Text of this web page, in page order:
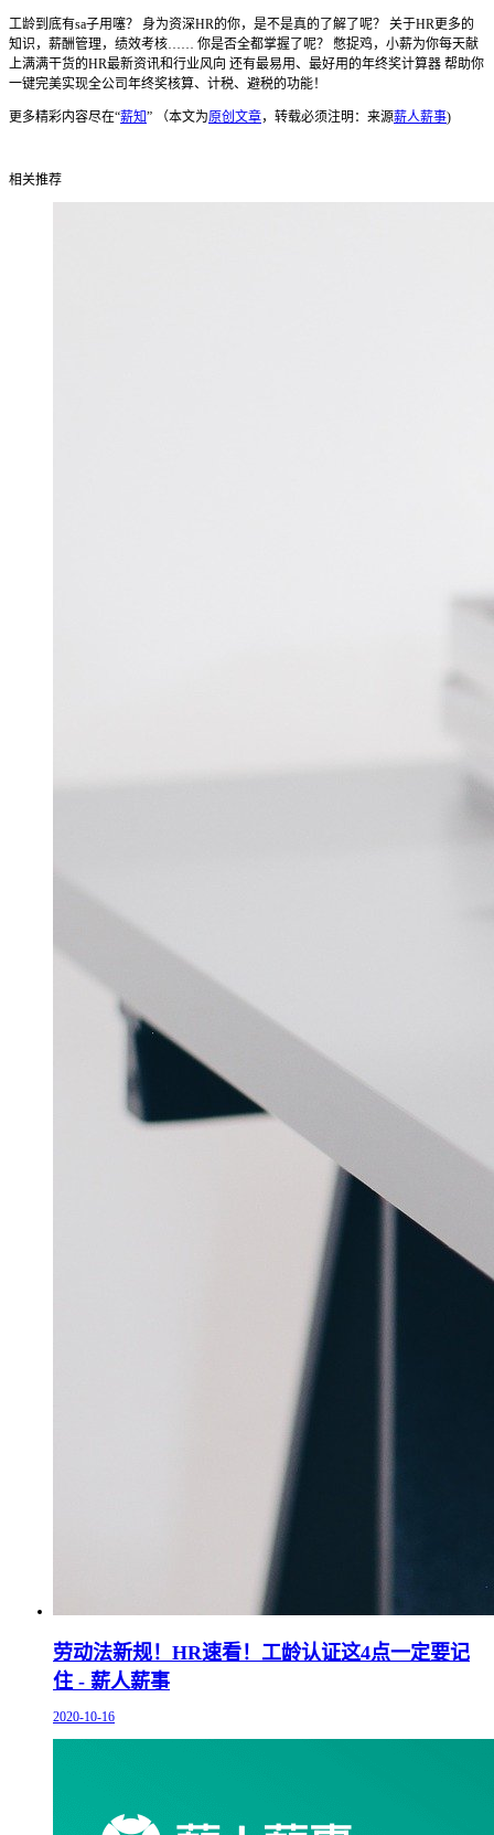
工龄到底有sa子用噻？ 身为资深HR的你，是不是真的了解了呢？ 关于HR更多的
知识，薪酬管理，绩效考核…… 你是否全都掌握了呢？ 憋捉鸡，小薪为你每天献
上满满干货的HR最新资讯和行业风向 还有最易用、最好用的年终奖计算器 帮助你
一键完美实现全公司年终奖核算、计税、避税的功能！
更多精彩内容尽在“薪知” （本文为原创文章，转载必须注明：来源薪人薪事)
相关推荐
劳动法新规！HR速看！工龄认证这4点一定要记
住 - 薪人薪事
2020-10-16